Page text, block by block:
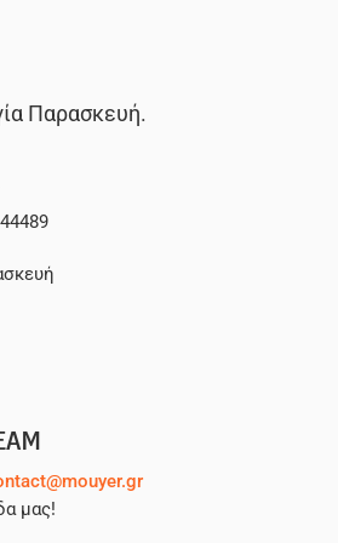
Παρασκευή.
μας!